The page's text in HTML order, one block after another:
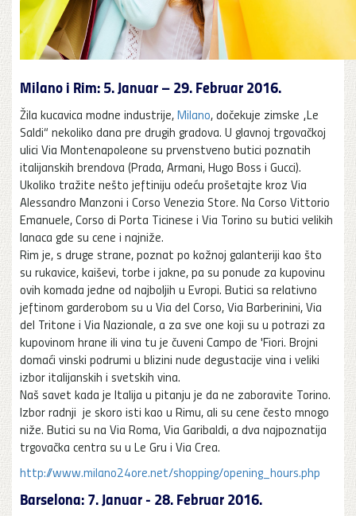
Milano i Rim: 5. Januar – 29. Februar 2016.
Žila kucavica modne industrije,Milano, dočekuje zimske „Le
Saldi“ nekoliko dana pre drugih gradova. U glavnoj trgovačkoj
ulici Via Montenapoleone su prvenstveno butici poznatih
italijanskih brendova (Prada, Armani, Hugo Boss i Gucci).
Ukoliko tražite nešto jeftiniju odeću prošetajte kroz Via
Alessandro Manzoni i Corso Venezia Store. Na Corso Vittorio
Emanuele, Corso di Porta Ticinese i Via Torino su butici velikih
lanaca gde su cene i najniže.
Rim je, s druge strane, poznat po kožnoj galanteriji kao što
su rukavice, kaiševi, torbe i jakne, pa su ponude za kupovinu
ovih komada jedne od najboljih u Evropi. Butici sa relativno
jeftinom garderobom su u Via del Corso, Via Barberinini, Via
del Tritone i Via Nazionale, a za sve one koji su u potrazi za
kupovinom hrane ili vina tu je čuveni Campo de 'Fiori. Brojni
domaći vinski podrumi u blizini nude degustacije vina i veliki
izbor italijanskih i svetskih vina.
Naš savet kada je Italija u pitanju je da ne zaboravite Torino.
Izbor radnji je skoro isti kao u Rimu, ali su cene često mnogo
niže. Butici su na Via Roma, Via Garibaldi, a dva najpoznatija
trgovačka centra su u Le Gru i Via Crea.
http://www.milano24ore.net/shopping/opening_hours.php
Barselona: 7. Januar - 28. Februar 2016.